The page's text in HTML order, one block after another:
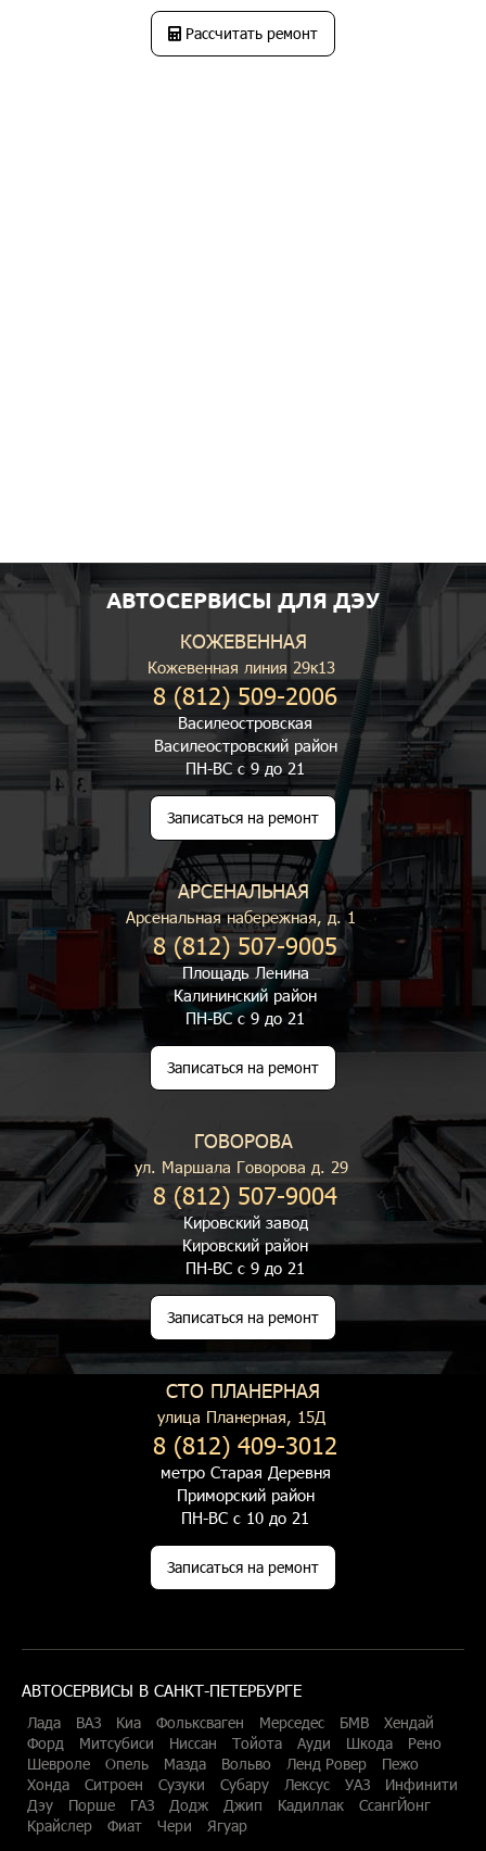
Рассчитать ремонт
АВТОСЕРВИСЫ ДЛЯ ДЭУ
КОЖЕВЕННАЯ
Кожевенная линия 29к13
8 (812) 509-2006
Василеостровская
Василеостровский район
ПН-ВС с 9 до 21
Записаться на ремонт
АРСЕНАЛЬНАЯ
Арсенальная набережная, д. 1
8 (812) 507-9005
Площадь Ленина
Калининский район
ПН-ВС с 9 до 21
Записаться на ремонт
ГОВОРОВА
ул. Маршала Говорова д. 29
8 (812) 507-9004
Кировский завод
Кировский район
ПН-ВС с 9 до 21
Записаться на ремонт
СТО ПЛАНЕРНАЯ
улица Планерная, 15Д
8 (812) 409-3012
метро Старая Деревня
Приморский район
ПН-ВС с 10 до 21
Записаться на ремонт
АВТОСЕРВИСЫ В САНКТ-ПЕТЕРБУРГЕ
Лада ВАЗ Киа Фольксваген Мерседес БМВ
Хендай
Форд
Митсубиси Ниссан Тойота Ауди Шкода
Рено
Шевроле
Опель Мазда Вольво Ленд Ровер
Пежо
Хонда
Ситроен Сузуки Субару Лексус УАЗ
Инфинити
Дэу
Порше ГАЗ Додж Джип Кадиллак
СсангЙонг
Крайслер
Фиат Чери Ягуар